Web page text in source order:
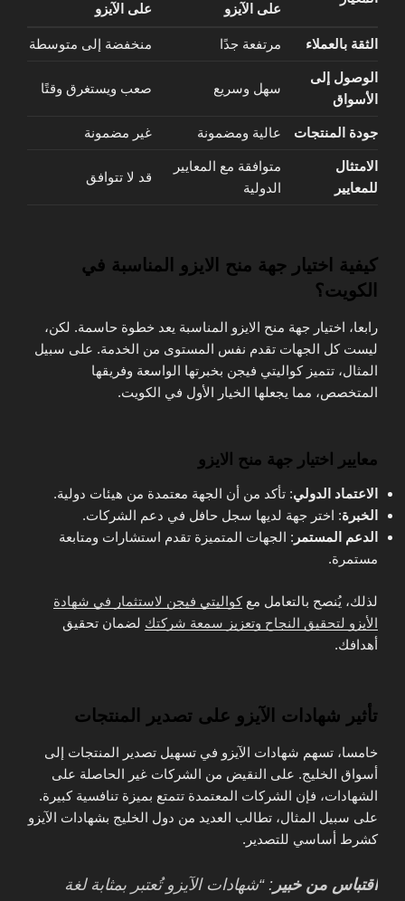
على الآيزو على الآيزو
الثقة بالعملاء مرتفعة جدًا منخفضة إلى متوسطة
الوصول إلى
الأسواق
سهل وسريع صعب ويستغرق وقتًا
جودة المنتجات عالية ومضمونة غير مضمونة
الامتثال
للمعايير
متوافقة مع المعايير
الدولية
قد لا تتوافق
كيفية اختيار جهة منح الايزو المناسبة في
الكويت؟
رابعا، اختيار جهة منح الايزو المناسبة يعد خطوة حاسمة. لكن،
ليست كل الجهات تقدم نفس المستوى من الخدمة. على سبيل
المثال، تتميز كواليتي فيجن بخبرتها الواسعة وفريقها
المتخصص، مما يجعلها الخيار الأول في الكويت.
معايير اختيار جهة منح الايزو
الاعتماد الدولي: تأكد من أن الجهة معتمدة من هيئات دولية.
الخبرة: اختر جهة لديها سجل حافل في دعم الشركات.
الدعم المستمر : الجهات المتميزة تقدم استشارات ومتابعة
مستمرة.
لذلك، يُنصح بالتعامل معكواليتي فيجن لاستثمار في شهادة
الأيزو لتحقيق النجاح وتعزيز سمعة شركتك لضمان تحقيق
أهدافك.
تأثير شهادات الآيزو على تصدير المنتجات
خامسا، تسهم شهادات الآيزو في تسهيل تصدير المنتجات إلى
أسواق الخليج. على النقيض من الشركات غير الحاصلة على
الشهادات، فإن الشركات المعتمدة تتمتع بميزة تنافسية كبيرة.
على سبيل المثال، تطالب العديد من دول الخليج بشهادات الآيزو
كشرط أساسي للتصدير.
اقتباس من خبير : “شهادات الآيزو تُعتبر بمثابة لغة